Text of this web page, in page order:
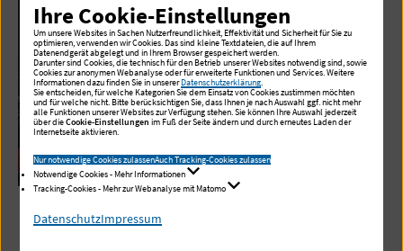
Ihre Cookie-Einstellungen
Um unsere Websites in Sachen Nutzerfreundlichkeit, Effektivität und Sicherheit für Sie zu
optimieren, verwenden wir Cookies. Das sind kleine Textdateien, die auf Ihrem
Datenendgerät abgelegt und in Ihrem Browser gespeichert werden.
Darunter sind Cookies, die technisch für den Betrieb unserer Websites notwendig sind, sowie
Cookies zur anonymen Webanalyse oder für erweiterte Funktionen und Services. Weitere
Informationen dazu finden Sie in unsererDatenschutzerklärung.
Sie entscheiden, für welche Kategorien Sie dem Einsatz von Cookies zustimmen möchten
und für welche nicht. Bitte berücksichtigen Sie, dass Ihnen je nach Auswahl ggf. nicht mehr
alle Funktionen unserer Websites zur Verfügung stehen. Sie können Ihre Auswahl jederzeit
über dieCookie-Einstellungen im Fuß der Seite ändern und durch erneutes Laden der
Internetseite aktivieren.
Nur notwendige Cookies zulassenAuch Tracking-Cookies zulassen
Notwendige Cookies - Mehr Informationen
Tracking-Cookies - Mehr zur Webanalyse mit Matomo
DatenschutzImpressum